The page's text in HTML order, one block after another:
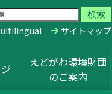
サイトマップ
えどがわ環境財団
のご案内